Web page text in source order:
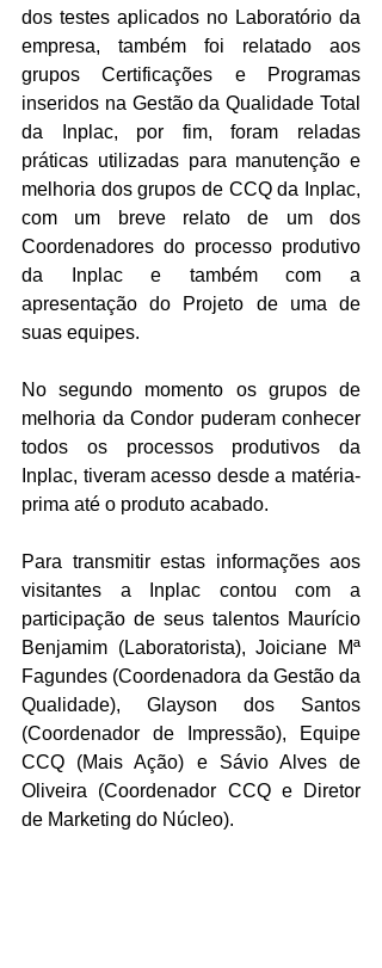
dos testes aplicados no Laboratório da
empresa, também foi relatado aos
grupos Certificações e Programas
inseridos na Gestão da Qualidade Total
da Inplac, por fim, foram reladas
práticas utilizadas para manutenção e
melhoria dos grupos de CCQ da Inplac,
com um breve relato de um dos
Coordenadores do processo produtivo
da Inplac e também com a
apresentação do Projeto de uma de
suas equipes.
No segundo momento os grupos de
melhoria da Condor puderam conhecer
todos os processos produtivos da
Inplac, tiveram acesso desde a matéria-
prima até o produto acabado.
Para transmitir estas informações aos
visitantes a Inplac contou com a
participação de seus talentos Maurício
Benjamim (Laboratorista), Joiciane Mª
Fagundes (Coordenadora da Gestão da
Qualidade), Glayson dos Santos
(Coordenador de Impressão), Equipe
CCQ (Mais Ação) e Sávio Alves de
Oliveira (Coordenador CCQ e Diretor
de Marketing do Núcleo).